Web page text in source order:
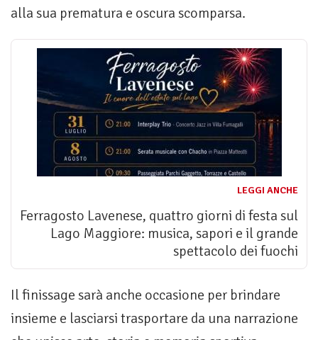
alla sua prematura e oscura scomparsa.
LEGGI ANCHE
Ferragosto Lavenese, quattro giorni di festa sul
Lago Maggiore: musica, sapori e il grande
spettacolo dei fuochi
Il finissage sarà anche occasione per brindare
insieme e lasciarsi trasportare da una narrazione